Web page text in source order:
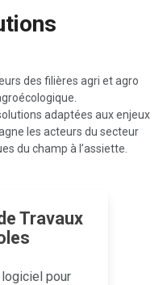
des filières agri et agro
adaptées aux enjeux
les acteurs du secteur
du champ à l’assiette.
Travaux
pour